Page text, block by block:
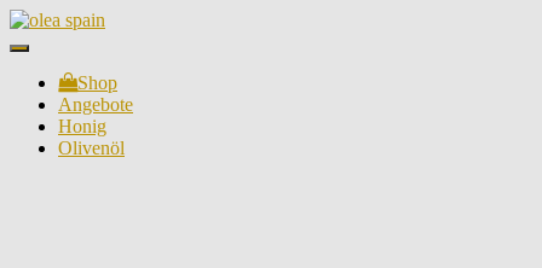
Navigation
umschaltenShop
Angebote
Honig
Olivenöl